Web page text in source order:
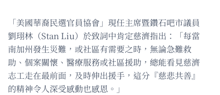
「美國華裔民選官員協會」現任主席暨鑽石吧市議員
劉珝林（Stan Liu）於致詞中肯定慈濟指出：「每當
南加州發生災難，或社區有需要之時，無論急難救
助、個案關懷、醫療服務或社區援助，總能看見慈濟
志工走在最前面，及時伸出援手，這分『慈悲共善』
的精神令人深受感動也感恩。」